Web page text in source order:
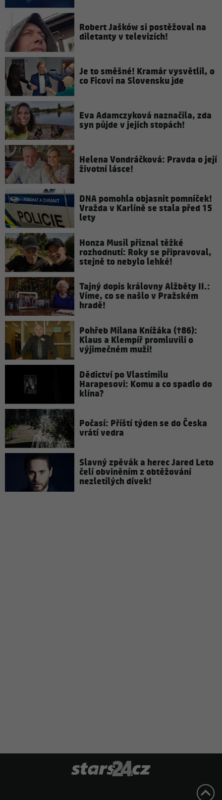
Robert Jašków si postěžoval na
diletanty v televizích!
Je to směšné! Kramár vysvětlil, o
co Ficovi na Slovensku jde
Eva Adamczyková naznačila, zda
syn půjde v jejích stopách!
Helena Vondráčková: Pravda o její
životní lásce!
DNA pomohla objasnit pomníček!
Vražda v Karlíně se stala před 15
lety
Honza Musil přiznal těžké
rozhodnutí: Roky se připravoval,
stejně to nebylo lehké!
Tajný dopis královny Alžběty II.:
Víme, co se našlo v Pražském
hradě!
Pohřeb Milana Knížáka (†86):
Klaus a Klempíř promluvili o
výjimečném muži!
Dědictví po Vlastimilu
Harapesovi: Komu a co spadlo do
klína?
Počasí: Příští týden se do Česka
vrátí vedra
Slavný zpěvák a herec Jared Leto
čelí obviněním z obtěžování
nezletilých dívek!